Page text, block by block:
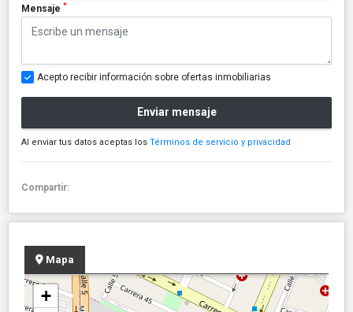
Mensaje *
Acepto recibir información sobre ofertas inmobiliarias
Enviar mensaje
Al enviar tus datos aceptas los Términos de servicio y privacidad
Compartir:
Mapa
+